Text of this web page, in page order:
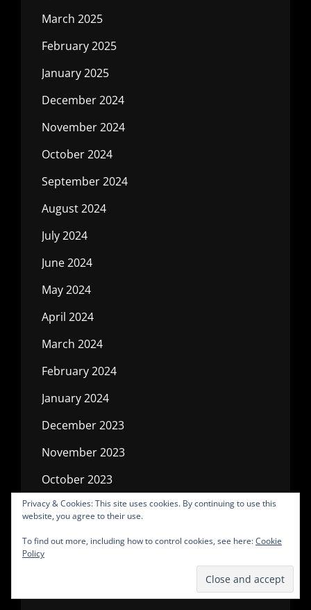
March 2025
February 2025
January 2025
December 2024
November 2024
October 2024
September 2024
August 2024
July 2024
June 2024
May 2024
April 2024
March 2024
February 2024
January 2024
December 2023
November 2023
October 2023
September 2023
July 2023
Privacy & Cookies: This site uses cookies. By continuing to use this
website, you agree to their use.
To find out more, including how to control cookies, see here:Cookie
Policy